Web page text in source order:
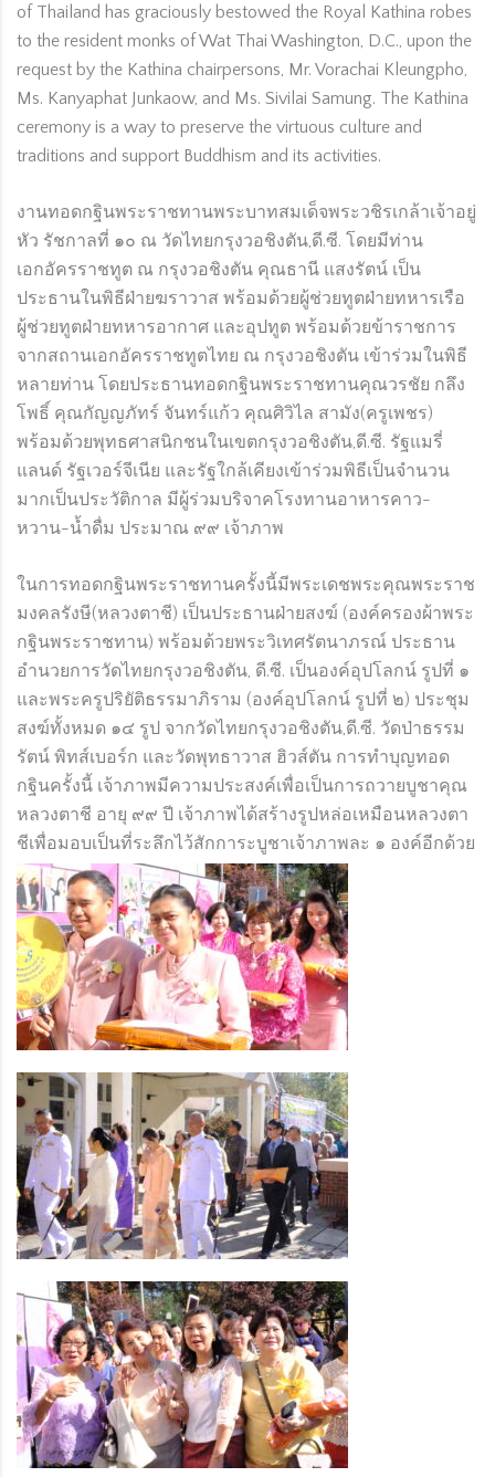
of Thailand has graciously bestowed the Royal Kathina robes
to the resident monks of Wat Thai Washington, D.C., upon the
request by the Kathina chairpersons, Mr. Vorachai Kleungpho,
Ms. Kanyaphat Junkaow, and Ms. Sivilai Samung. The Kathina
ceremony is a way to preserve the virtuous culture and
traditions and support Buddhism and its activities.
งานทอดกฐินพระราชทานพระบาทสมเด็จพระวชิรเกล้าเจ้าอยู่
หัว รัชกาลที่ ๑๐ ณ วัดไทยกรุงวอชิงตัน,ดี.ซี. โดยมีท่าน
เอกอัครราชทูต ณ กรุงวอชิงตัน คุณธานี แสงรัตน์ เป็น
ประธานในพิธีฝ่ายฆราวาส พร้อมด้วยผู้ช่วยทูตฝ่ายทหารเรือ
ผู้ช่วยทูตฝ่ายทหารอากาศ และอุปทูต พร้อมด้วยข้าราชการ
จากสถานเอกอัครราชทูตไทย ณ กรุงวอชิงตัน เข้าร่วมในพิธี
หลายท่าน โดยประธานทอดกฐินพระราชทานคุณวรชัย กลึง
โพธิ์ คุณกัญญภัทร์ จันทร์แก้ว คุณศิวิไล สามัง(ครูเพชร)
พร้อมด้วยพุทธศาสนิกชนในเขตกรุงวอชิงตัน,ดี.ซี. รัฐแมรี่
แลนด์ รัฐเวอร์จีเนีย และรัฐใกล้เคียงเข้าร่วมพิธีเป็นจำนวน
มากเป็นประวัติกาล มีผู้ร่วมบริจาคโรงทานอาหารคาว-
หวาน-น้ำดื่ม ประมาณ ๙๙ เจ้าภาพ
ในการทอดกฐินพระราชทานครั้งนี้มีพระเดชพระคุณพระราช
มงคลรังษี(หลวงตาชี) เป็นประธานฝ่ายสงฆ์ (องค์ครองผ้าพระ
กฐินพระราชทาน) พร้อมด้วยพระวิเทศรัตนาภรณ์ ประธาน
อำนวยการวัดไทยกรุงวอชิงตัน, ดี.ซี. เป็นองค์อุปโลกน์ รูปที่ ๑
และพระครูปริยัติธรรมาภิราม (องค์อุปโลกน์ รูปที่ ๒) ประชุม
สงฆ์ทั้งหมด ๑๔ รูป จากวัดไทยกรุงวอชิงตัน,ดี.ซี. วัดป่าธรรม
รัตน์ พิทส์เบอร์ก และวัดพุทธาวาส ฮิวส์ตัน การทำบุญทอด
กฐินครั้งนี้ เจ้าภาพมีความประสงค์เพื่อเป็นการถวายบูชาคุณ
หลวงตาชี อายุ ๙๙ ปี เจ้าภาพได้สร้างรูปหล่อเหมือนหลวงตา
ชีเพื่อมอบเป็นที่ระลึกไว้สักการะบูชาเจ้าภาพละ ๑ องค์อีกด้วย